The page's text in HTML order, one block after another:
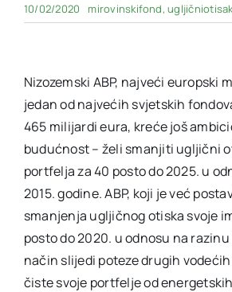
10/02/2020 mirovinskifond,
Nizozemski ABP, najveći europski
jedan od najvećih svjetskih
465 milijardi eura, kreće još
budućnost – želi smanjiti ugljični
portfelja za 40 posto do 2025. u
2015. godine. ABP, koji je već
smanjenja ugljičnog otiska svoje
posto do 2020. u odnosu na razinu
način slijedi poteze drugih
čiste svoje portfelje od